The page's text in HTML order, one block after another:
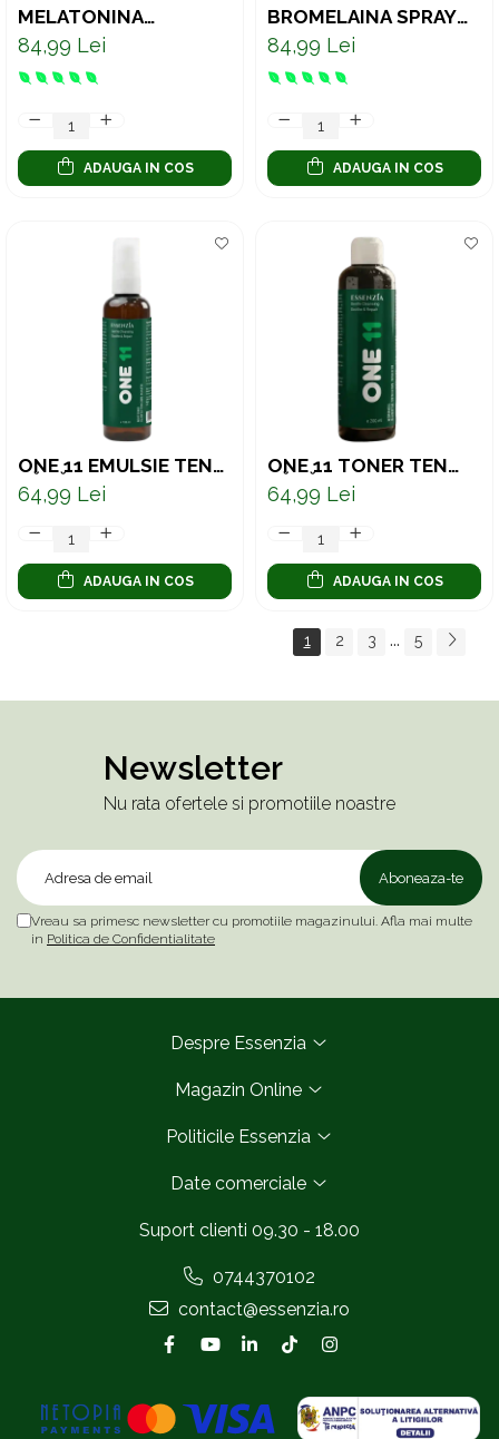
MELATONINA
COLOIDALA ULTRA
CONCENTRATA 650
PPM 150 ML
84,99 Lei
ADAUGA IN COS
BROMELAINĂ SPRAY
COLOIDAL ACTIV –
SUPORT PENTRU
DIGESTIE, CONFORT ȘI
VITALITATE, 150 ML
84,99 Lei
ADAUGA IN COS
ONE 11 EMULSIE TEN
SĂNĂTOS - 11 PLANTE
ESENȚIALE ȘI ACID
64,99 Lei
ADAUGA IN COS
ONE 11 TONER TEN
SĂNĂTOS - 11 PLANTE
ESENȚIALE & ACID
64,99 Lei
ADAUGA IN COS
1 2 3 ... 5
Newsletter
Nu rata ofertele si promotiile noastre
Vreau sa primesc newsletter cu promotiile magazinului. Afla mai multe
in Politica de Confidentialitate
Despre Essenzia
Magazin Online
Politicile Essenzia
Date comerciale
Suport clienti 09.30 - 18.00
0744370102
contact@essenzia.ro